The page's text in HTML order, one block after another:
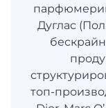
Дуглас
топ-